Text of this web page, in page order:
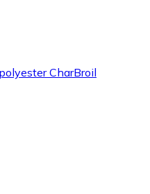
CharBroil